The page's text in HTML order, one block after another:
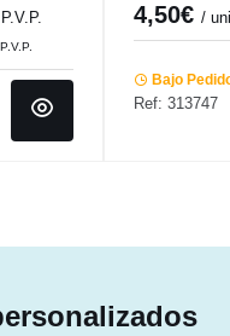
P.V.P.
P.V.P.
4,50€/
Bajo
Ref: 313747